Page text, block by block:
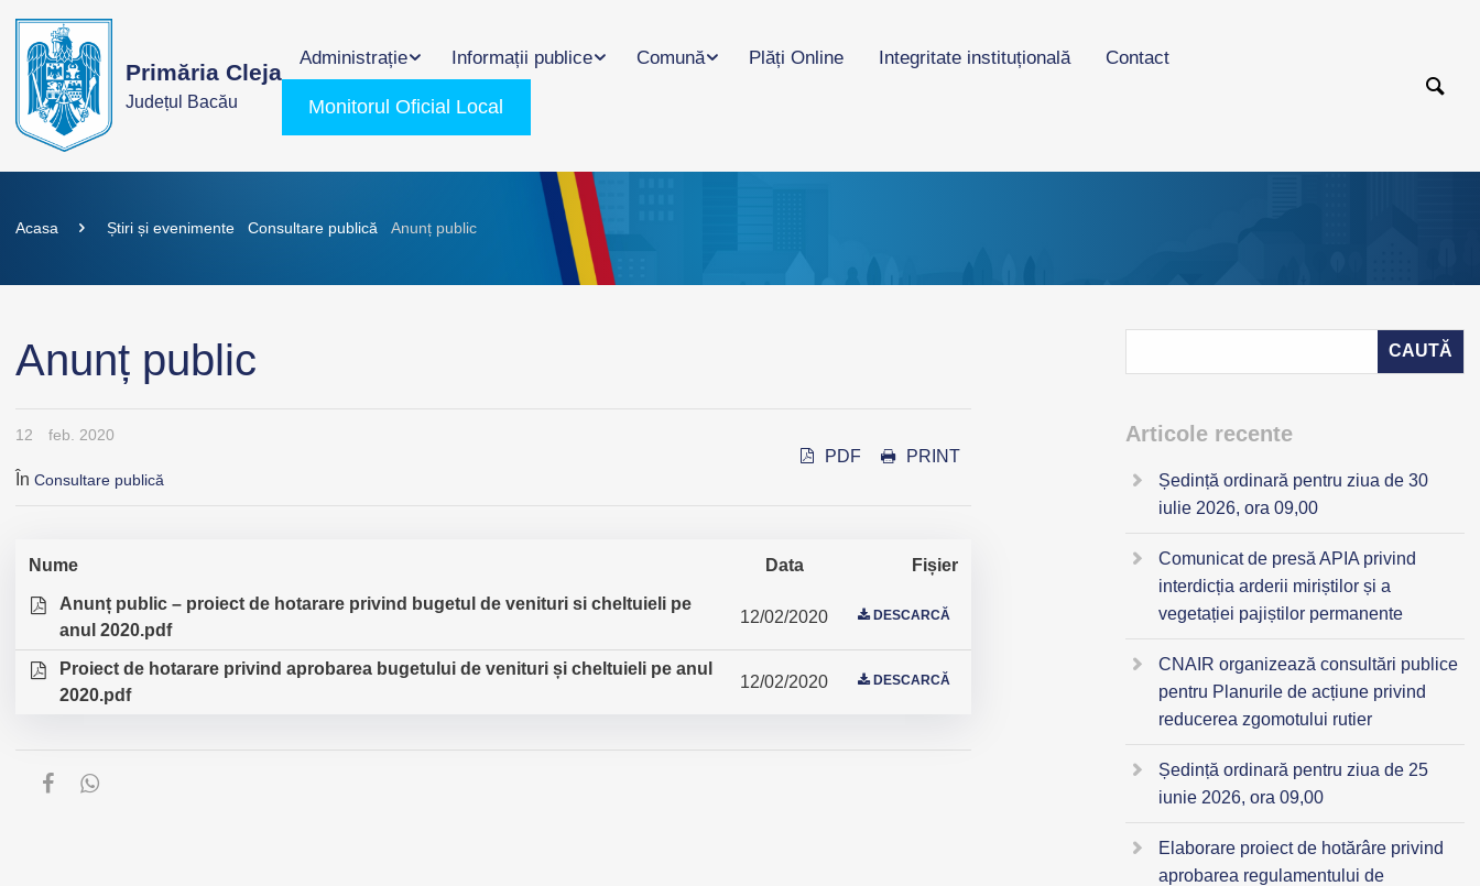
Primăria Cleja
Județul Bacău
Administrație Informații publice Comună Plăți Online Integritate instituțională Contact
Monitorul Oficial Local
Acasa Știri și evenimente Consultare publică Anunț public
Anunț public
12 feb. 2020
În Consultare publică
PDF PRINT
Nume Data Fișier
Anunț public – proiect de hotarare privind bugetul de venituri si cheltuieli pe
anul 2020.pdf
12/02/2020 DESCARCĂ
Proiect de hotarare privind aprobarea bugetului de venituri și cheltuieli pe anul
2020.pdf
12/02/2020 DESCARCĂ
Articole recente
Ședință ordinară pentru ziua de 30
iulie 2026, ora 09,00
Comunicat de presă APIA privind
interdicția arderii miriștilor și a
vegetației pajiștilor permanente
CNAIR organizează consultări publice
pentru Planurile de acțiune privind
reducerea zgomotului rutier
Ședință ordinară pentru ziua de 25
iunie 2026, ora 09,00
Elaborare proiect de hotărâre privind
aprobarea regulamentului de